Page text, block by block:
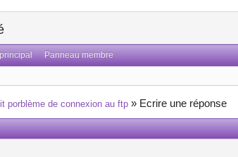
Panneau membre
porblème de connexion au ftp » Ecrire une réponse